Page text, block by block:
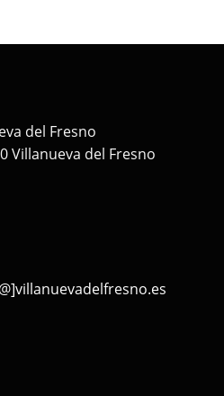
del Fresno
Villanueva del Fresno